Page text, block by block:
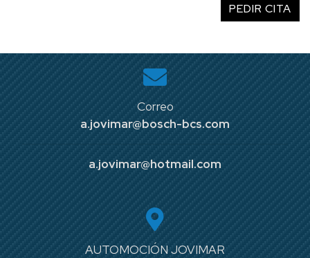
PEDIR CITA
Correo
a.jovimar@bosch-bcs.com
a.jovimar@hotmail.com
AUTOMOCIÓN JOVIMAR